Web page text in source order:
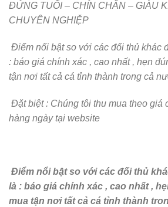
ĐỨNG TUỔI – CHÍN CHẮN – GIÀU
CHUYÊN NGHIỆP
Điểm nổi bật so với các đối thủ khác
: báo giá chính xác , cao nhất , hẹn
tận nơi tất cả cá tỉnh thành trong cả
Đặt biệt : Chúng tôi thu mua theo giá
hàng ngày tại website
Điểm nổi bật so với các đối thủ
là : báo giá chính xác , cao nhất ,
mua tận nơi tất cả cá tỉnh thành